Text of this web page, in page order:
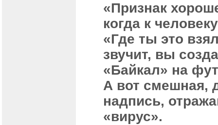
«Признак
когда к
«Где ты это
звучит, вы
«Байкал» на
А вот смешная,
надпись,
«вирус».